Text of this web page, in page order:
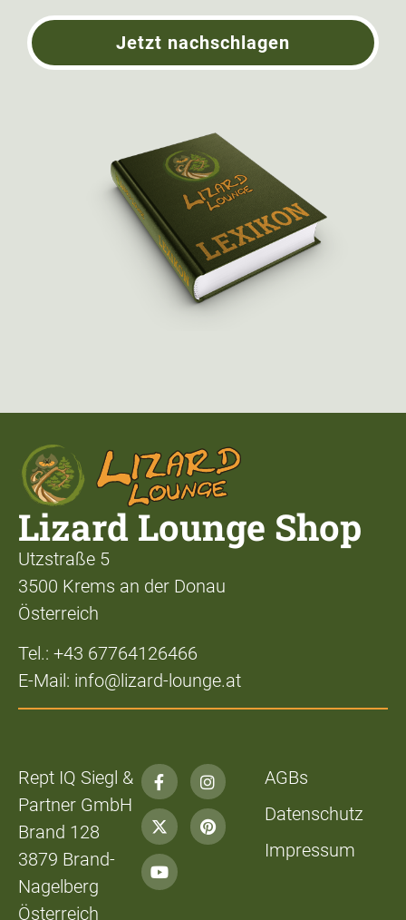
Jetzt nachschlagen
Lizard Lounge Shop
Utzstraße 5
3500 Krems an der Donau
Österreich
Tel.: +43 67764126466
E-Mail: info@lizard-lounge.at
Rept IQ Siegl &
Partner GmbH
Brand 128
3879 Brand-
Nagelberg
Österreich
AGBs
Datenschutz
Impressum